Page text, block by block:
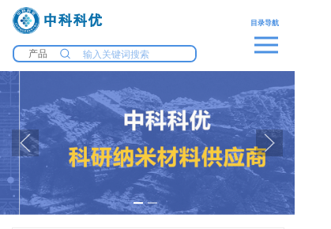
中科科优 目录导航
产品